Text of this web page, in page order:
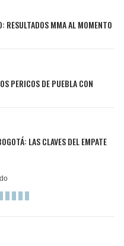
RESULTADOS MMA AL MOMENTO
PERICOS DE PUEBLA CON
LAS CLAVES DEL EMPATE